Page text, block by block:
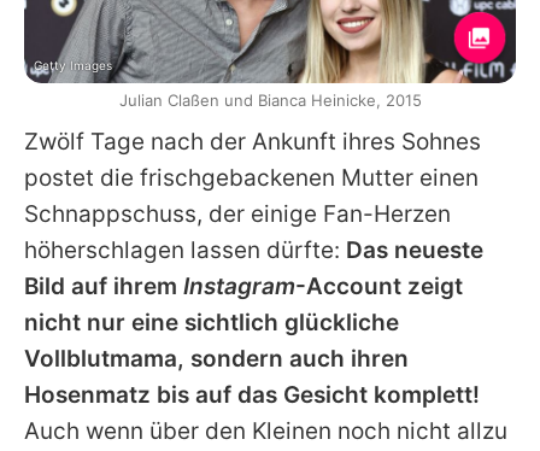
Zwölf Tage nach der Ankunft ihres Sohnes
postet die frischgebackenen Mutter einen
Schnappschuss, der einige Fan-Herzen
höherschlagen lassen dürfte: Das neueste
Bild auf ihrem Instagram-Account zeigt
nicht nur eine sichtlich glückliche
Vollblutmama, sondern auch ihren
Hosenmatz bis auf das Gesicht komplett!
Auch wenn über den Kleinen noch nicht allzu
Getty Images
Julian Claßen und Bianca Heinicke, 2015